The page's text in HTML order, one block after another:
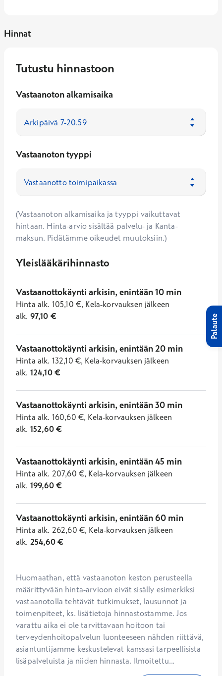
Hinnat
Tutustu hinnastoon
Vastaanoton alkamisaika
Vastaanoton tyyppi
(Vastaanoton alkamisaika ja tyyppi vaikuttavat
hintaan. Hinta-arvio sisältää palvelu- ja Kanta-
maksun. Pidätämme oikeudet muutoksiin.)
Yleislääkärihinnasto
Vastaanottokäynti arkisin, enintään 10 min
Hinta alk. 105,10 €, Kela-korvauksen jälkeen
alk. 97,10 €
Vastaanottokäynti arkisin, enintään 20 min
Hinta alk. 132,10 €, Kela-korvauksen jälkeen
alk. 124,10€
Vastaanottokäynti arkisin, enintään 30 min
Hinta alk. 160,60 €, Kela-korvauksen jälkeen
alk. 152,60€
Vastaanottokäynti arkisin, enintään 45 min
Hinta alk. 207,60 €, Kela-korvauksen jälkeen
alk. 199,60€
Vastaanottokäynti arkisin, enintään 60 min
Hinta alk. 262,60 €, Kela-korvauksen jälkeen
alk. 254,60€
Huomaathan, että vastaanoton keston perusteella
määrittyvään hinta-arvioon eivät sisälly esimerkiksi
vastaanotolla tehtävät tutkimukset, lausunnot ja
toimenpiteet, ks. lisätietoja hinnastostamme. Jos
varattu aika ei ole tarvittavaan hoitoon tai
terveydenhoitopalvelun luonteeseen nähden riittävä,
asiantuntijamme keskustelevat kanssasi tarpeellisista
lisäpalveluista ja niiden hinnasta. Ilmoitettu...
Palaute